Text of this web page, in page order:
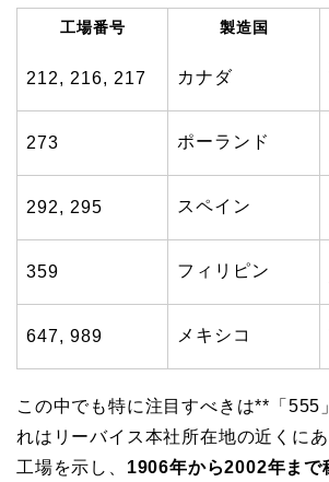
工場番号 製造国
212, 216, 217 カナダ
273 ポーランド
292, 295 スペイン
359 フィリピン
647, 989 メキシコ
この中でも特に注目すべきは**「555
れはリーバイス本社所在地の近くに
工場を示し、 1906年から2002年まで